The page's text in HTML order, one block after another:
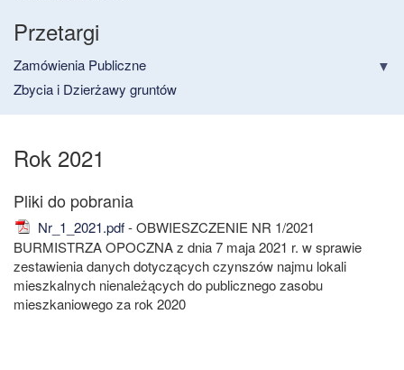
Przetargi
Zamówienia Publiczne
Zbycia i Dzierżawy gruntów
Rok 2021
Nr_1_2021.pdf- OBWIESZCZENIE NR 1/2021
BURMISTRZA OPOCZNA z dnia 7 maja 2021 r. w sprawie
zestawienia danych dotyczących czynszów najmu lokali
mieszkalnych nienależących do publicznego zasobu
mieszkaniowego za rok 2020